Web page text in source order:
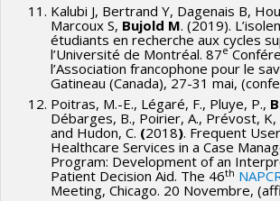
Kalubi J, Bertrand Y, Dagenais B,
Marcoux S, Bujold M. (2019).
étudiants en recherche aux cycles
l’Université de Montréal. 87e
l’Association francophone pour le
Gatineau (Canada), 27-31 mai,
Poitras, M.-E., Légaré, F., Pluye, P.,
Débarges, B., Poirier, A., Prévost, K,
and Hudon, C. (2018). Frequent
Healthcare Services in a Case
Program: Development of an
Patient Decision Aid. The 46th
Meeting, Chicago. 20 Novembre,